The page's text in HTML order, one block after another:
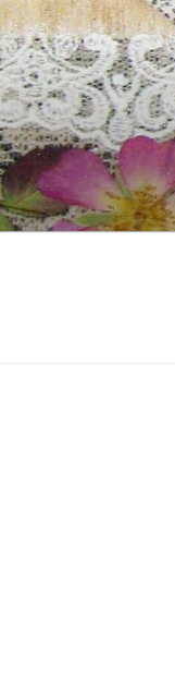
コ
ン
テ
ン
ツ
へ
ス
キ
ッ